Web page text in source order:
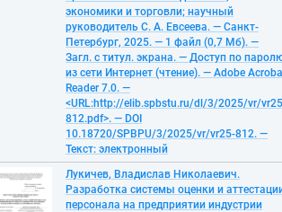
экономики и торговли; научный
руководитель С. А. Евсеева. — Санкт-
Петербург, 2025. — 1 файл (0,7 Мб). —
Загл. с титул. экрана. — Доступ по
из сети Интернет (чтение). — Adobe
Reader 7.0. —
<URL:http://elib.spbstu.ru/dl/3/2025/vr/
812.pdf>. — DOI
10.18720/SPBPU/3/2025/vr/vr25-812. —
Текст: электронный
Лукичев, Владислав Николаевич.
Разработка системы оценки и
персонала на предприятии индустрии